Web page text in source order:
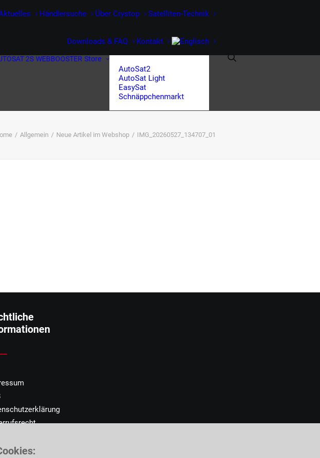
Händlersuche Über Crystop Satelliten-Technik
Downloads & FAQ Kontakt
2S WEBBOOSTER Store
AutoSat2
AutoSat Light
EasySat
Schnäppchenmarkt
Allgemein Neue Artikel im Webshop IMG_20260527_134707_01